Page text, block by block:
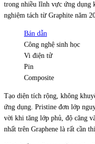
trong nhiều lĩnh vực ứng dụng
nghiệm tách từ Graphite năm
Bán dẫn
Công nghệ sinh học
Vi điện tử
Pin
Composite
Tạo diện tích rộng, không
ứng dụng. Pristine đơn lớp
vời khi tăng lớp phủ, độ căng
nhất trên Graphene là rất cần